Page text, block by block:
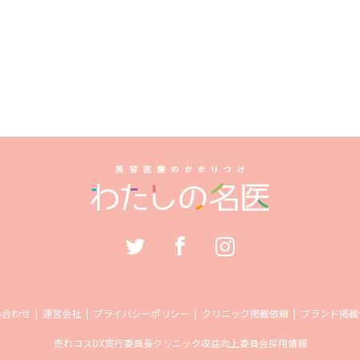
わせ 運営会社 プライバシーポリシー クリニック掲載依頼 ブランド掲
売れコスDX実行委員長クリニック収益向上委員会採用情報